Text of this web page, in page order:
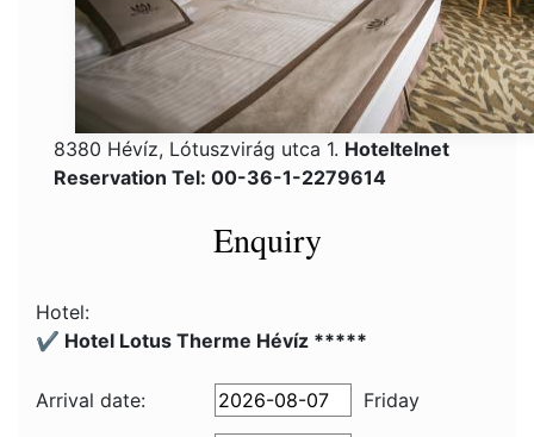
8380 Hévíz, Lótuszvirág utca 1. Hoteltelnet
Reservation Tel: 00-36-1-2279614
Enquiry
Hotel:
✔️ Hotel Lotus Therme Hévíz *****
Arrival date: Friday